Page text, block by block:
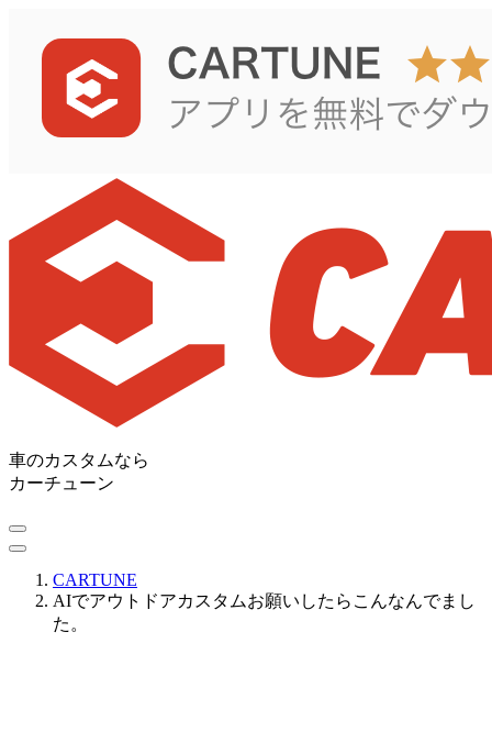
車のカスタムなら
カーチューン
CARTUNE
AIでアウトドアカスタムお願いしたらこんなんでまし
た。